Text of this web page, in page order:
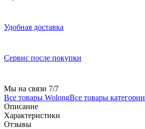
Удобная доставка
Сервис после покупки
Мы на связи 7/7
Все товары WolongВсе товары категории
Описание
Характеристики
Отзывы